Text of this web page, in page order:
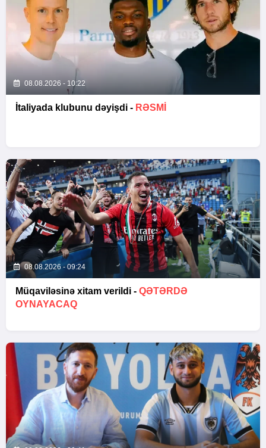
08.08.2026 - 10:22
İtaliyada klubunu dəyişdi - RƏSMİ
08.08.2026 - 09:24
Müqaviləsinə xitam verildi - QƏTƏRDƏ
OYNAYACAQ